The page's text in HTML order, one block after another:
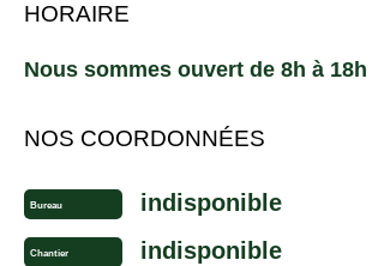
HORAIRE
Nous sommes ouvert de 8h à 18h
NOS COORDONNÉES
Bureau indisponible
Chantier indisponible